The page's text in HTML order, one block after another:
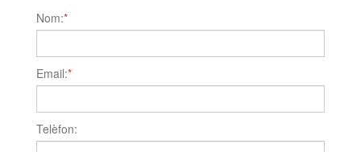
Nom:*
Email:*
Telèfon: